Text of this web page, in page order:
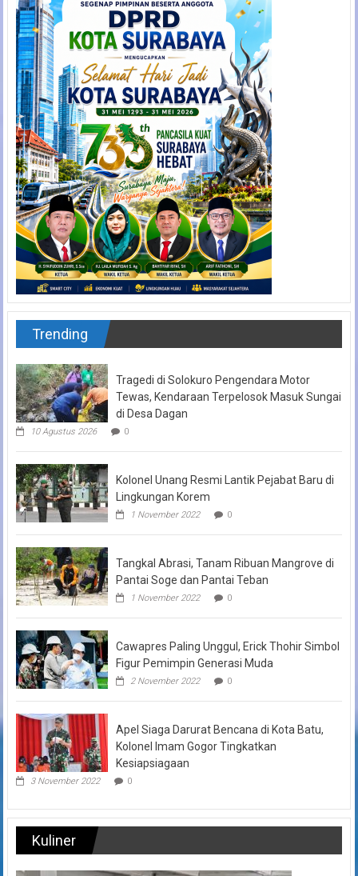
Trending
Tragedi di Solokuro Pengendara Motor
Tewas, Kendaraan Terpelosok Masuk Sungai
di Desa Dagan
10 Agustus 2026 0
Kolonel Unang Resmi Lantik Pejabat Baru di
Lingkungan Korem
1 November 2022 0
Tangkal Abrasi, Tanam Ribuan Mangrove di
Pantai Soge dan Pantai Teban
1 November 2022 0
Cawapres Paling Unggul, Erick Thohir Simbol
Figur Pemimpin Generasi Muda
2 November 2022 0
Apel Siaga Darurat Bencana di Kota Batu,
Kolonel Imam Gogor Tingkatkan
Kesiapsiagaan
3 November 2022 0
Kuliner